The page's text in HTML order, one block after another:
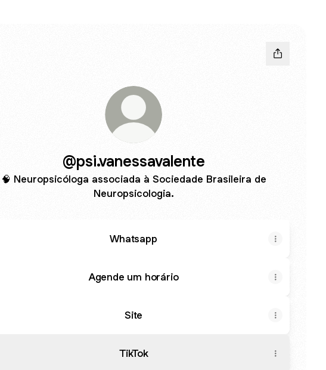
@psi.vanessavalente
🧠 Neuropsicóloga associada à Sociedade Brasileira de
Neuropsicologia.
Whatsapp
Agende um horário
Site
TikTok